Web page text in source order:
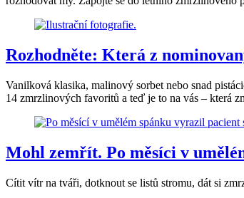
Rozhodněte: Která z
Vanilková klasika, malinový sorbet nebo snad
14 zmrzlinových favoritů a teď je to na vás – která
Mohl zemřít. Po měsíci v
Cítit vítr na tváři, dotknout se listů stromu, dát si